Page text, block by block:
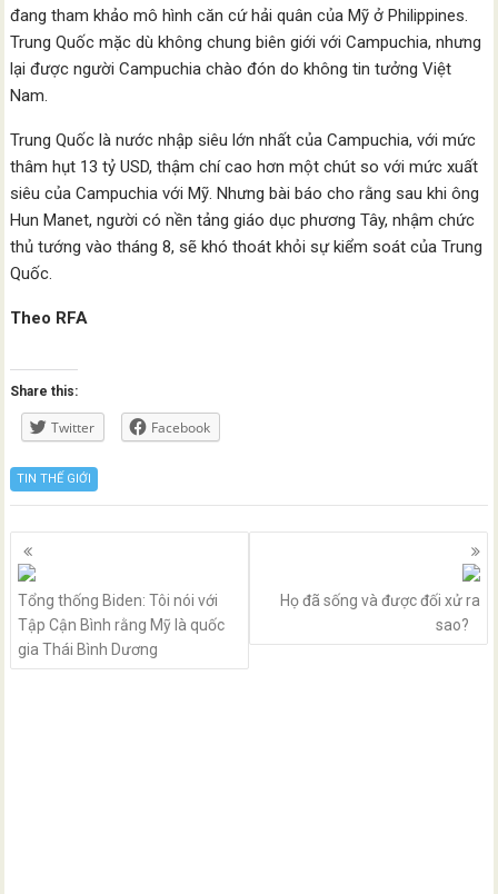
đang tham khảo mô hình căn cứ hải quân của Mỹ ở Philippines.
Trung Quốc mặc dù không chung biên giới với Campuchia, nhưng
lại được người Campuchia chào đón do không tin tưởng Việt
Nam.
Trung Quốc là nước nhập siêu lớn nhất của Campuchia, với mức
thâm hụt 13 tỷ USD, thậm chí cao hơn một chút so với mức xuất
siêu của Campuchia với Mỹ. Nhưng bài báo cho rằng sau khi ông
Hun Manet, người có nền tảng giáo dục phương Tây, nhậm chức
thủ tướng vào tháng 8, sẽ khó thoát khỏi sự kiểm soát của Trung
Quốc.
Theo RFA
Share this:
Twitter Facebook
TIN THẾ GIỚI
Posts
navigation
Tổng thống Biden: Tôi nói với
Tập Cận Bình rằng Mỹ là quốc
gia Thái Bình Dương
Họ đã sống và được đối xử ra
sao?